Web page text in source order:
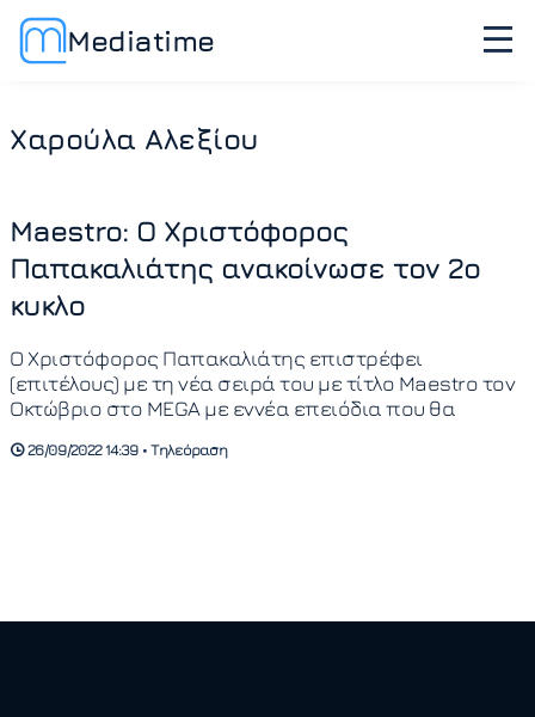
Mediatime
Χαρούλα Αλεξίου
Maestro: Ο Χριστόφορος
Παπακαλιάτης ανακοίνωσε τον 2ο
κυκλο
Ο Χριστόφορος Παπακαλιάτης επιστρέφει
(επιτέλους) με τη νέα σειρά του με τίτλο Maestro τον
Οκτώβριο στο MEGA με εννέα επειόδια που θα
26/09/2022 14:39 • Τηλεόραση